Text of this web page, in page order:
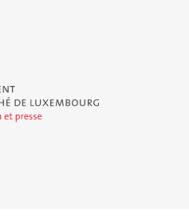
de Luxembourg - Service